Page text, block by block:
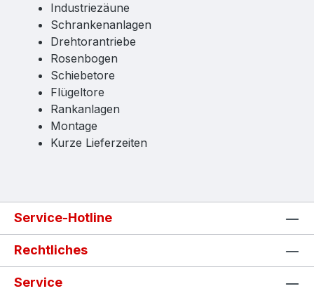
Industriezäune
Schrankenanlagen
Drehtorantriebe
Rosenbogen
Schiebetore
Flügeltore
Rankanlagen
Montage
Kurze Lieferzeiten
Service-Hotline
Rechtliches
Service